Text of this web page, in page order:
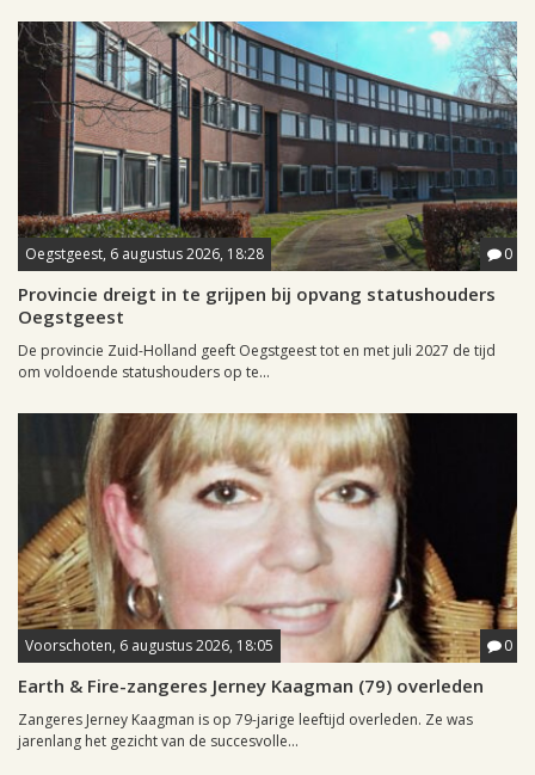
Oegstgeest, 6 augustus 2026, 18:28 0
Provincie dreigt in te grijpen bij opvang statushouders
Oegstgeest
De provincie Zuid-Holland geeft Oegstgeest tot en met juli 2027 de tijd
om voldoende statushouders op te...
Voorschoten, 6 augustus 2026, 18:05 0
Earth & Fire-zangeres Jerney Kaagman (79) overleden
Zangeres Jerney Kaagman is op 79-jarige leeftijd overleden. Ze was
jarenlang het gezicht van de succesvolle...